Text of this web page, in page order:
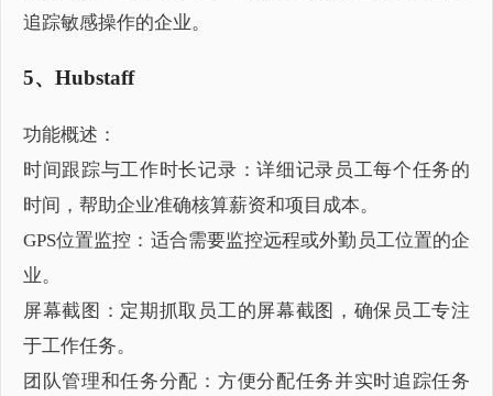
追踪敏感操作的企业。
5、Hubstaff
功能概述：
时间跟踪与工作时长记录：详细记录员工每个任务的
时间，帮助企业准确核算薪资和项目成本。
GPS位置监控：适合需要监控远程或外勤员工位置的企
业。
屏幕截图：定期抓取员工的屏幕截图，确保员工专注
于工作任务。
团队管理和任务分配：方便分配任务并实时追踪任务